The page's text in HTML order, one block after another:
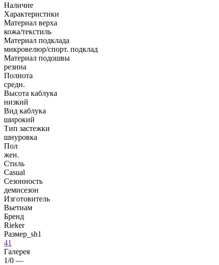
Наличие
Характеристики
Материал верха
кожа/текстиль
Материал подклада
микровелюр/спорт. подклад
Материал подошвы
резина
Полнота
средн.
Высота каблука
низкий
Вид каблука
широкий
Тип застежки
шнуровка
Пол
жен.
Стиль
Casual
Сезонность
демисезон
Изготовитель
Вьетнам
Бренд
Rieker
Размер_sh1
41
Галерея
1/0 —